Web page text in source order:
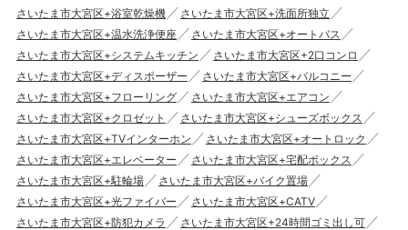
さいたま市大宮区+浴室乾燥機
さいたま市大宮区+洗面所独立
さいたま市大宮区+温水洗浄便座
さいたま市大宮区+オートバス
さいたま市大宮区+システムキッチン
さいたま市大宮区+2口コンロ
さいたま市大宮区+ディスポーザー
さいたま市大宮区+バルコニー
さいたま市大宮区+フローリング
さいたま市大宮区+エアコン
さいたま市大宮区+クロゼット
さいたま市大宮区+シューズボックス
さいたま市大宮区+TVインターホン
さいたま市大宮区+オートロック
さいたま市大宮区+エレベーター
さいたま市大宮区+宅配ボックス
さいたま市大宮区+駐輪場
さいたま市大宮区+バイク置場
さいたま市大宮区+光ファイバー
さいたま市大宮区+CATV
さいたま市大宮区+防犯カメラ
さいたま市大宮区+24時間ゴミ出し可